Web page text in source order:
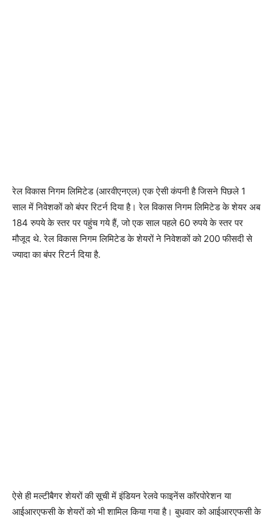
रेल विकास निगम लिमिटेड (आरवीएनएल) एक ऐसी कंपनी है जिसने पिछले 1
साल में निवेशकों को बंपर रिटर्न दिया है। रेल विकास निगम लिमिटेड के शेयर अब
184 रुपये के स्तर पर पहुंच गये हैं, जो एक साल पहले 60 रुपये के स्तर पर
मौजूद थे. रेल विकास निगम लिमिटेड के शेयरों ने निवेशकों को 200 फीसदी से
ज्यादा का बंपर रिटर्न दिया है.
ऐसे ही मल्टीबैगर शेयरों की सूची में इंडियन रेलवे फाइनेंस कॉरपोरेशन या
आईआरएफसी के शेयरों को भी शामिल किया गया है। बुधवार को आईआरएफसी के